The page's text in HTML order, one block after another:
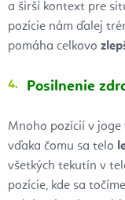
a širší kontext pre
pozície nám ďalej
pomáha celkovo
Posilnenie
Mnoho pozícií v
vďaka čomu sa telo
všetkých tekutín v
pozície, kde sa